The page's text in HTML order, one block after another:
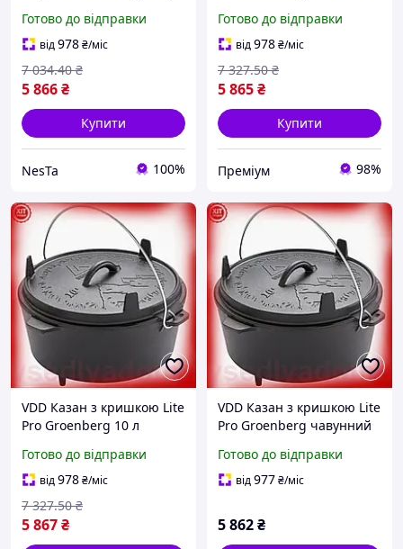
(266018) Nes22/Q
Готово до відправки
від978₴/міс
5 866₴
7 034.40 ₴
Купити
NesTa 100%
приготування їжі на вогні
та в ду LIP77/R
Готово до відправки
від978₴/міс
5 865₴
7 327.50 ₴
Купити
Преміум 98%
VDD Казан з кришкою Lite
Pro Groenberg 10 л
приготування на вогні та
в духовці кухо VDD11-S
Готово до відправки
від978₴/міс
5 867₴
7 327.50 ₴
VDD Казан з кришкою Lite
Pro Groenberg чавунний
на вогні кемпінговий
посуд дл VDD11-S
Готово до відправки
від977₴/міс
5 862₴